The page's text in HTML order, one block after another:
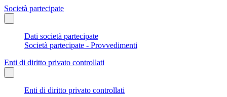
Società partecipate
Dati società partecipate
Società partecipate - Provvedimenti
Enti di diritto privato controllati
Enti di diritto privato controllati